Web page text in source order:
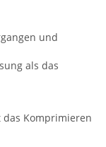
und
als das
das Komprimieren